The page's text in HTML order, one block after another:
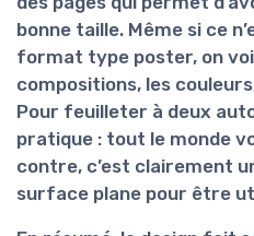
bonne taille. Même si ce
format type poster, on
compositions, les
Pour feuilleter à deux
pratique : tout le monde
contre, c’est clairement
surface plane pour être